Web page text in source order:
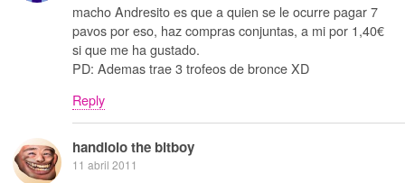
macho Andresito es que a quien se le ocurre pagar 7
pavos por eso, haz compras conjuntas, a mi por 1,40€
si que me ha gustado.
PD: Ademas trae 3 trofeos de bronce XD
Reply
handlolo the bitboy
11 abril 2011